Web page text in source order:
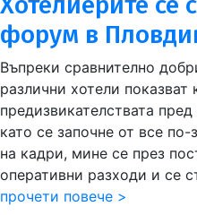
форум в
Въпреки сравнително
различни хотели показват
предизвикателствата
като се започне от все
на кадри, мине се през
оперативни разходи и се
прочети повече >